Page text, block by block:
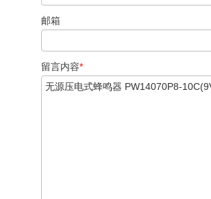
邮箱
留言内容*